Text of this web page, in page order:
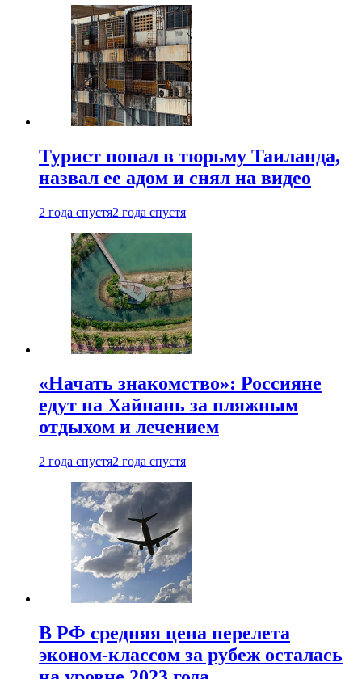
Турист попал в тюрьму Таиланда,
назвал ее адом и снял на видео
2 года спустя2 года спустя
«Начать знакомство»: Россияне
едут на Хайнань за пляжным
отдыхом и лечением
2 года спустя2 года спустя
В РФ средняя цена перелета
эконом-классом за рубеж осталась